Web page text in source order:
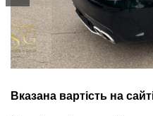
Вказана вартість на